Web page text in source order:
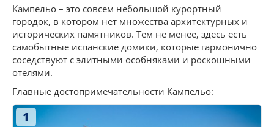
Кампельо – это совсем небольшой курортный
городок, в котором нет множества архитектурных и
исторических памятников. Тем не менее, здесь есть
самобытные испанские домики, которые гармонично
соседствуют с элитными особняками и роскошными
отелями.
Главные достопримечательности Кампельо:
1